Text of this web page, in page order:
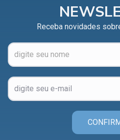
Receba novidades